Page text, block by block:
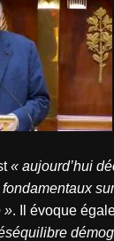
« aujourd’hui
». Il évoque